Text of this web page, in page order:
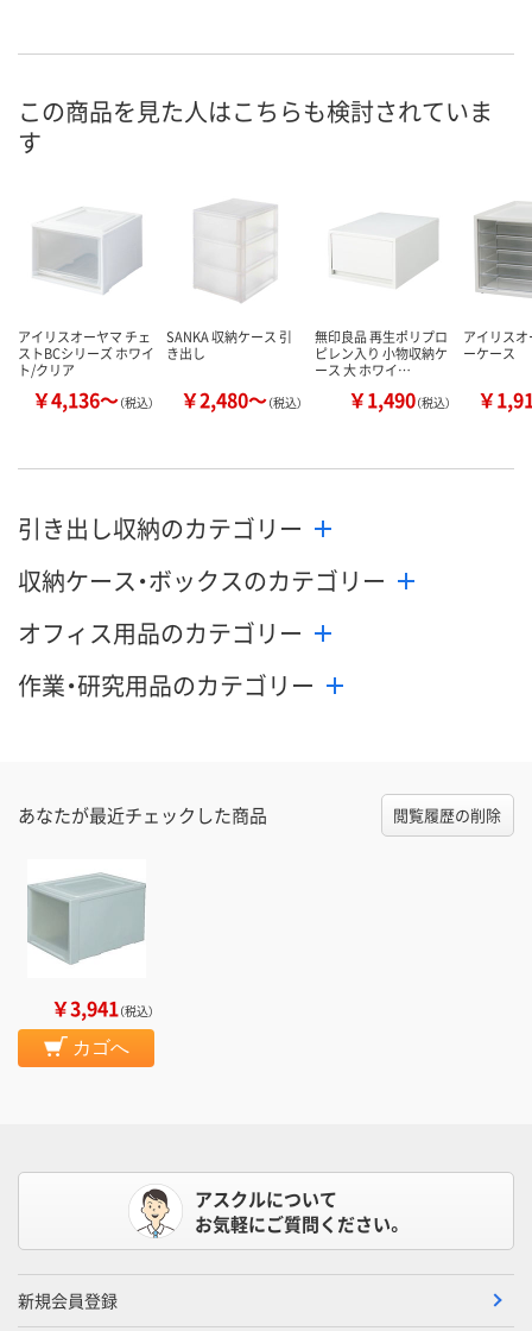
この商品を見た人はこちらも検討されていま
す
アイリスオーヤマ チェ
ストBCシリーズ ホワイ
ト/クリア
￥4,136～（税込）
SANKA 収納ケース 引
き出し
￥2,480～（税込）
無印良品 再生ポリプロ
ピレン入り 小物収納ケ
ース 大 ホワイ…
￥1,490（税込）
アイリス
ーケース
￥
引き出し収納のカテゴリー
収納ケース・ボックスのカテゴリー
オフィス用品のカテゴリー
作業・研究用品のカテゴリー
あなたが最近チェックした商品 閲覧履歴の削除
￥3,941（税込）
カゴへ
アスクルについて
お気軽にご質問ください。
新規会員登録